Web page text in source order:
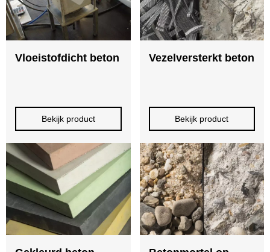
Vloeistofdicht beton
Bekijk product
Vezelversterkt beton
Bekijk product